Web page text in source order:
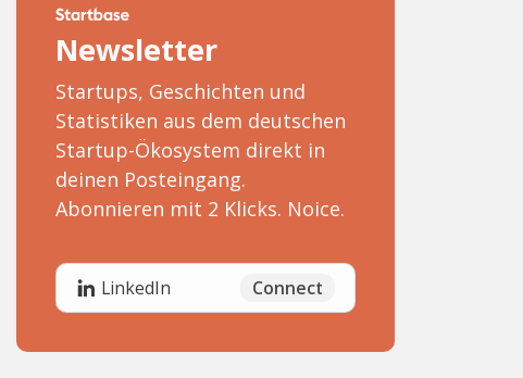
Newsletter
Startups, Geschichten und
Statistiken aus dem deutschen
Startup-Ökosystem direkt in
deinen Posteingang.
Abonnieren mit 2 Klicks. Noice.
LinkedIn Connect